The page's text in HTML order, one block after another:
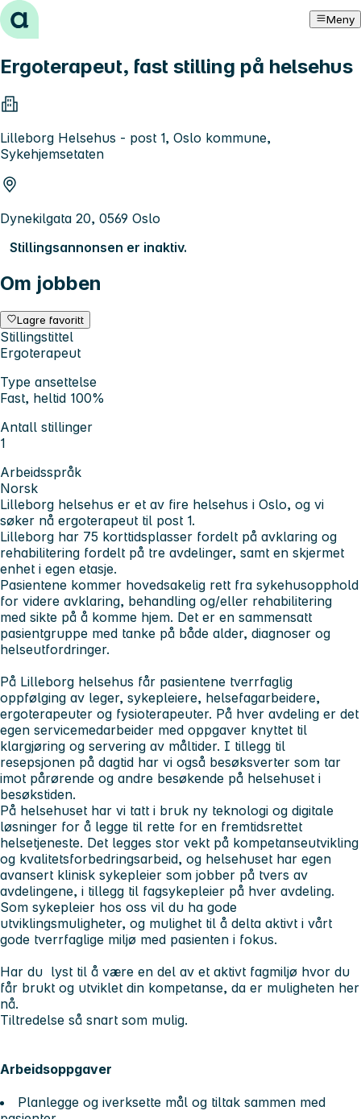
Hopp til innhold Meny
Ergoterapeut, fast stilling på helsehus
Lilleborg Helsehus - post 1, Oslo kommune,
Sykehjemsetaten
Dynekilgata 20, 0569 Oslo
Stillingsannonsen er inaktiv.
Om jobben
Lagre favoritt
Stillingstittel
Ergoterapeut
Type ansettelse
Fast, heltid 100%
Antall stillinger
1
Arbeidsspråk
Norsk
Lilleborg helsehus er et av fire helsehus i Oslo, og vi
søker nå ergoterapeut til post 1.
Lilleborg har 75 korttidsplasser fordelt på avklaring og
rehabilitering fordelt på tre avdelinger, samt en skjermet
enhet i egen etasje.
Pasientene kommer hovedsakelig rett fra sykehusopphold
for videre avklaring, behandling og/eller rehabilitering
med sikte på å komme hjem. Det er en sammensatt
pasientgruppe med tanke på både alder, diagnoser og
helseutfordringer.
På Lilleborg helsehus får pasientene tverrfaglig
oppfølging av leger, sykepleiere, helsefagarbeidere,
ergoterapeuter og fysioterapeuter. På hver avdeling er det
egen servicemedarbeider med oppgaver knyttet til
klargjøring og servering av måltider. I tillegg til
resepsjonen på dagtid har vi også besøksverter som tar
imot pårørende og andre besøkende på helsehuset i
besøkstiden.
På helsehuset har vi tatt i bruk ny teknologi og digitale
løsninger for å legge til rette for en fremtidsrettet
helsetjeneste. Det legges stor vekt på kompetanseutvikling
og kvalitetsforbedringsarbeid, og helsehuset har egen
avansert klinisk sykepleier som jobber på tvers av
avdelingene, i tillegg til fagsykepleier på hver avdeling.
Som sykepleier hos oss vil du ha gode
utviklingsmuligheter, og mulighet til å delta aktivt i vårt
gode tverrfaglige miljø med pasienten i fokus.
Har du lyst til å være en del av et aktivt fagmiljø hvor du
får brukt og utviklet din kompetanse, da er muligheten her
nå.
Tiltredelse så snart som mulig.
Arbeidsoppgaver
Planlegge og iverksette mål og tiltak sammen med